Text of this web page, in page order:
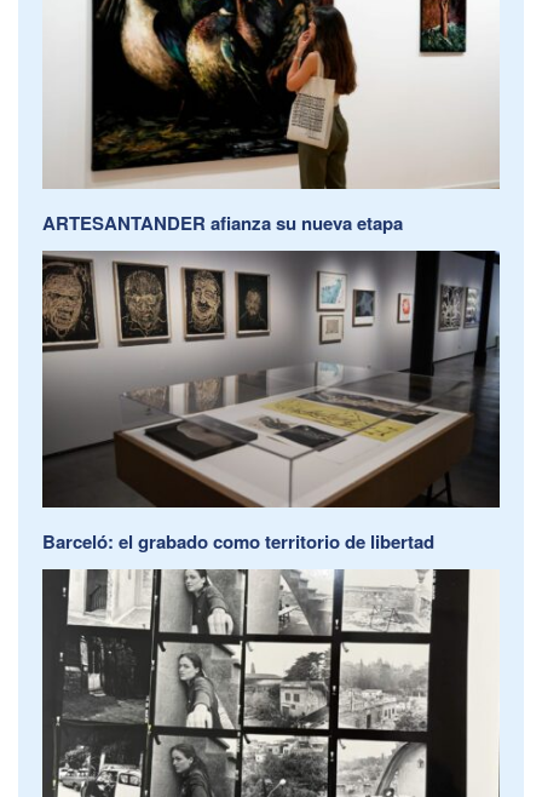
ARTESANTANDER afianza su nueva etapa
Barceló: el grabado como territorio de libertad